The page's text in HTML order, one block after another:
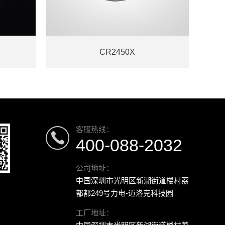
CR2450X
客服热线：
400-088-2032
公司地址：
中国深圳市光明区新湖街道楼村荔
都都249号力电-迈洛克科技园
工厂地址：